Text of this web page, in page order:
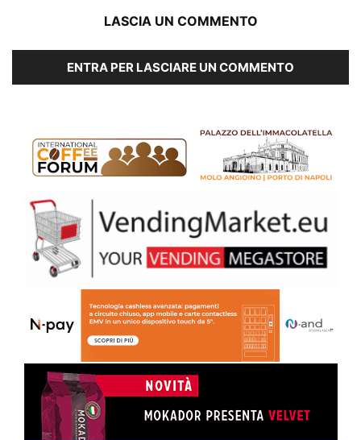
LASCIA UN COMMENTO
ENTRA PER LASCIARE UN COMMENTO